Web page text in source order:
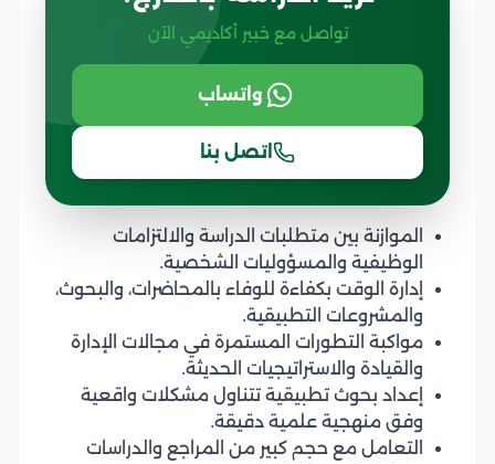
تواصل مع خبير أكاديمي الآن
واتساب
اتصل بنا
الموازنة بين متطلبات الدراسة والالتزامات
الوظيفية والمسؤوليات الشخصية.
إدارة الوقت بكفاءة للوفاء بالمحاضرات، والبحوث،
والمشروعات التطبيقية.
مواكبة التطورات المستمرة في مجالات الإدارة
والقيادة والاستراتيجيات الحديثة.
إعداد بحوث تطبيقية تتناول مشكلات واقعية
وفق منهجية علمية دقيقة.
التعامل مع حجم كبير من المراجع والدراسات